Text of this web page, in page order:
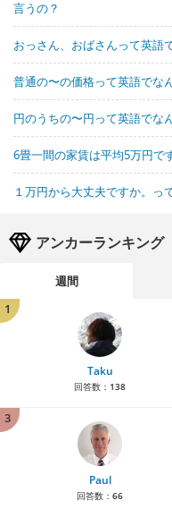
言うの？
おっさん、おばさんって英語
普通の〜の価格って英語でな
円のうちの〜円って英語でな
6畳一間の家賃は平均5万円で
１万円から大丈夫ですか。っ
アンカーランキング
週間
1
Taku
回答数： 138
3
Paul
回答数： 66